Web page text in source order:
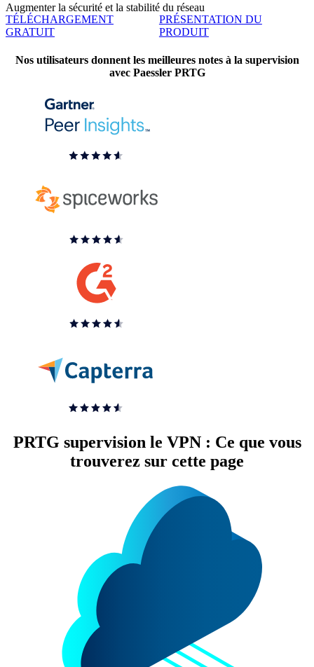
Augmenter la sécurité et la stabilité du réseau
TÉLÉCHARGEMENT
GRATUIT
PRÉSENTATION DU
PRODUIT
Nos utilisateurs donnent les meilleures notes à la supervision
avec Paessler PRTG
PRTG supervision le VPN : Ce que vous
trouverez sur cette page